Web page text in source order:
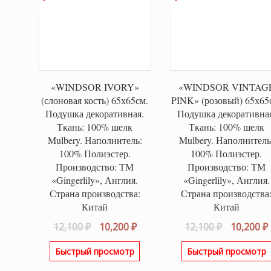
«WINDSOR IVORY»
(слоновая кость) 65х65см.
Подушка декоративная.
Ткань: 100% шелк
Mulbery. Наполнитель:
100% Полиэстер.
Производство: ТМ
«Gingerlily», Англия.
Страна производства:
Китай
12,100₽
Первоначальная
цена
составляла
10,200₽Текущая
цена:
Быстрый просмотр
«WINDSOR
PINK» (розовый)
Подушка
Ткань: 100% шелк
Mulbery.
100% Полиэстер.
Производство: ТМ
«Gingerlily», Англия.
Страна производства:
Китай
12,100₽
цена
составляла
10,200₽
Быстрый просмотр